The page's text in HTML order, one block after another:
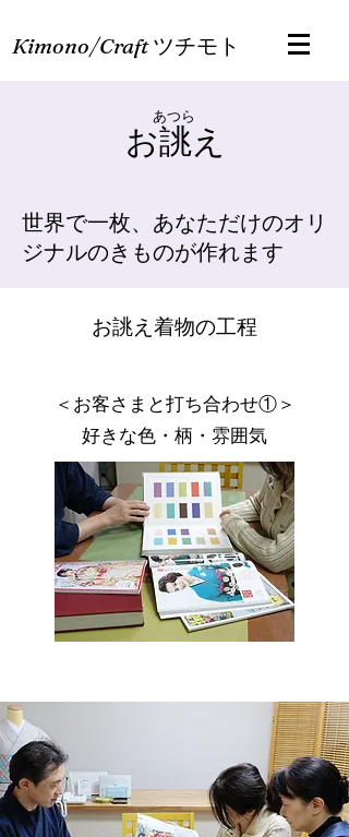
Kimono/Craftツチモト
お誂え
あつら
世界で一枚、あなただけのオリ
ジナルのきものが作れます
お誂え着物の工程
＜お客さまと打ち合わせ①＞
​好きな色・柄・雰囲気